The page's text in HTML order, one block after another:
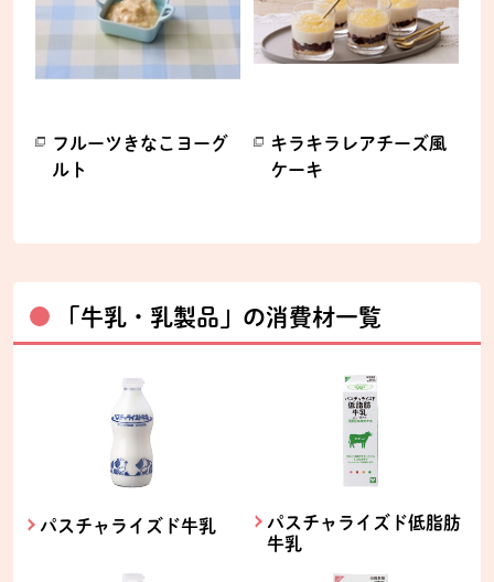
フルーツきなこヨーグ
ルト
キラキラレアチーズ風
ケーキ
「牛乳・乳製品」の消費材一覧
パスチャライズド牛乳
パスチャライズド低脂肪
牛乳